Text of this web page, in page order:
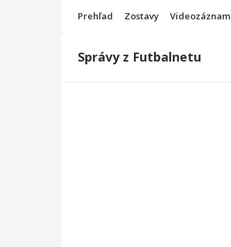
Prehľad Zostavy Videozáznam
Správy z Futbalnetu